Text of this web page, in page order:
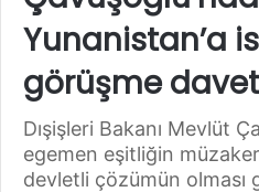
Yunanistan’a
görüşme
Dışişleri Bakanı Mevlüt
egemen eşitliğin
devletli çözümün olması